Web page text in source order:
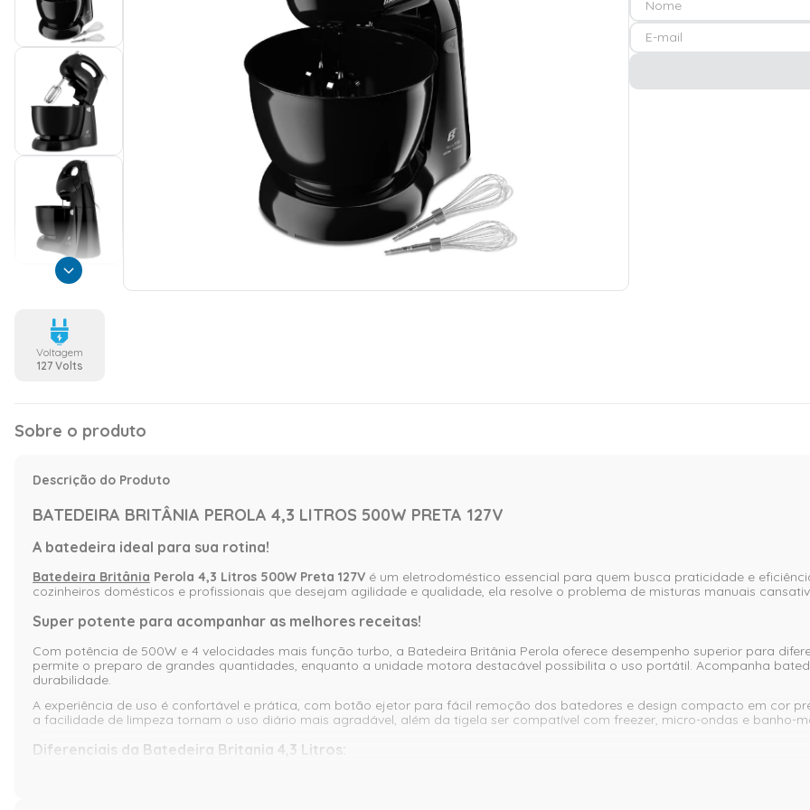
Voltagem
127 Volts
Sobre o produto
Descrição do Produto
BATEDEIRA BRITÂNIA PEROLA 4,3 LITROS 500W PRETA 127V
A batedeira ideal para sua rotina!
Batedeira Britânia Perola 4,3 Litros 500W Preta 127V é um eletrodoméstico essencial para quem busca praticidade e
cozinheiros domésticos e profissionais que desejam agilidade e qualidade, ela resolve o problema de misturas manuais
Super potente para acompanhar as melhores receitas!
Com potência de 500W e 4 velocidades mais função turbo, a Batedeira Britânia Perola oferece desempenho superior para
permite o preparo de grandes quantidades, enquanto a unidade motora destacável possibilita o uso portátil. Acompanha
durabilidade.
A experiência de uso é confortável e prática, com botão ejetor para fácil remoção dos batedores e design compacto em cor
a facilidade de limpeza tornam o uso diário mais agradável, além da tigela ser compatível com freezer, micro-ondas e banho-
Diferenciais da Batedeira Britania 4,3 Litros: